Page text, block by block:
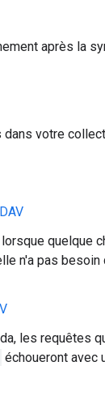
après la
votre
quelque
n'a pas
les requêtes
échoueront avec